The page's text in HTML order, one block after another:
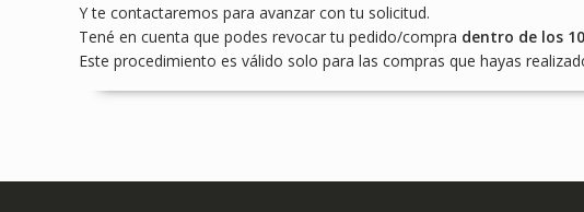
Y te contactaremos para avanzar con tu solicitud.
Tené en cuenta que podes revocar tu pedido/compra dentro de los
Este procedimiento es válido solo para las compras que hayas